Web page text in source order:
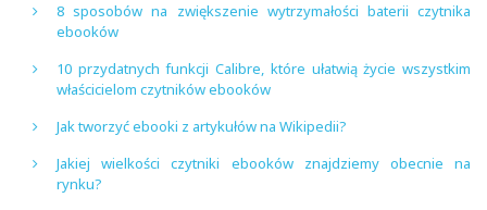
8 sposobów na zwiększenie wytrzymałości baterii czytnika
ebooków
10 przydatnych funkcji Calibre, które ułatwią życie wszystkim
właścicielom czytników ebooków
Jak tworzyć ebooki z artykułów na Wikipedii?
Jakiej wielkości czytniki ebooków znajdziemy obecnie na
rynku?